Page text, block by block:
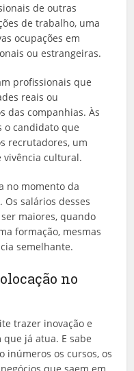
de outras
de trabalho, uma
ocupações em
ou estrangeiras.
profissionais que
reais ou
das companhias. Às
o candidato que
recrutadores, um
vivência cultural.
no momento da
Os salários desses
maiores, quando
formação, mesmas
semelhante.
no
trazer inovação e
já atua. E sabe
inúmeros os cursos, os